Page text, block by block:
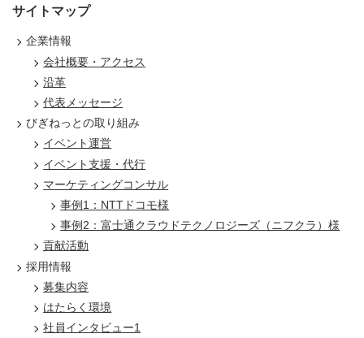
サイトマップ
企業情報
会社概要・アクセス
沿革
代表メッセージ
びぎねっとの取り組み
イベント運営
イベント支援・代行
マーケティングコンサル
事例1：NTTドコモ様
事例2：富士通クラウドテクノロジーズ（ニフクラ）様
貢献活動
採用情報
募集内容
はたらく環境
社員インタビュー1